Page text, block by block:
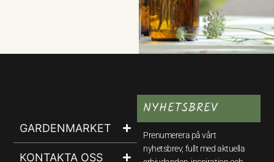
GARDENMARKET
KONTAKTA OSS
NYHETSBREV
Prenumerera på vårt
nyhetsbrev, fullt med aktuella